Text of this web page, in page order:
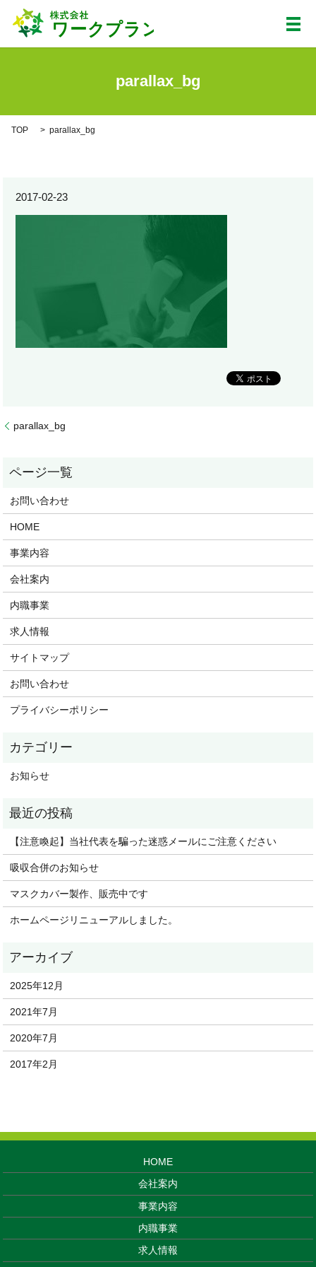
メ
parallax_bg
TOP parallax_bg
2017-02-23
parallax_bg
お問い合わせ
HOME
事業内容
会社案内
内職事業
求人情報
サイトマップ
お問い合わせ
プライバシーポリシー
お知らせ
【注意喚起】当社代表を騙った迷惑メールにご注意ください
吸収合併のお知らせ
マスクカバー製作、販売中です
ホームページリニューアルしました。
2025年12月
2021年7月
2020年7月
2017年2月
HOME
会社案内
事業内容
内職事業
求人情報